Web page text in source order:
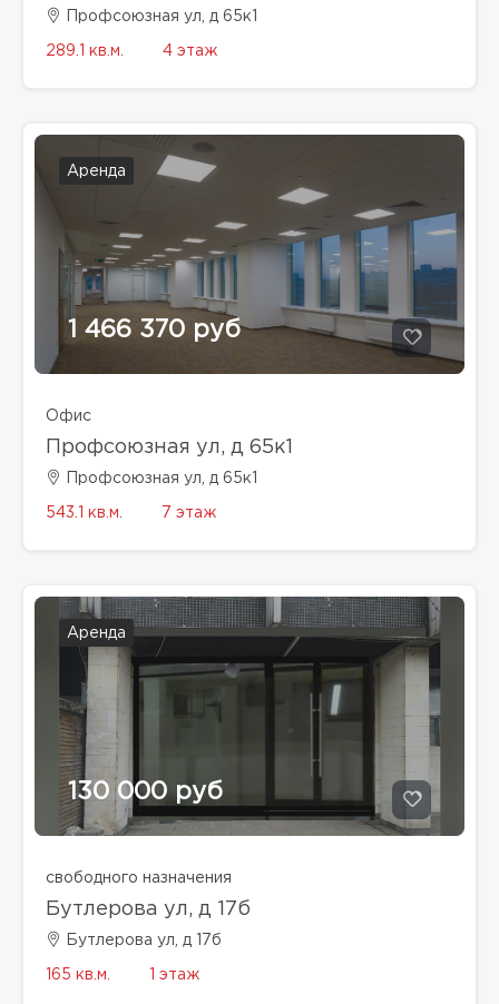
Профсоюзная ул, д 65к1
289.1 кв.м. 4 этаж
Аренда
1 466 370 руб
Офис
Профсоюзная ул, д 65к1
Профсоюзная ул, д 65к1
543.1 кв.м. 7 этаж
Аренда
130 000 руб
свободного назначения
Бутлерова ул, д 17б
Бутлерова ул, д 17б
165 кв.м. 1 этаж